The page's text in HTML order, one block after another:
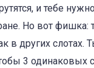
и тебе
Но вот фишка:
в других слотах.
3 одинаковых